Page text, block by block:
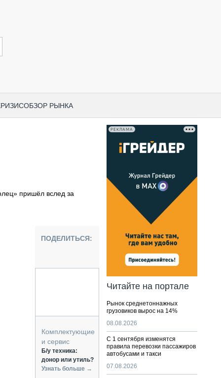
ОБЗОР РЫНКА
ТЕХНИКА
ТРАНСПОРТ
пришёл вслед за
ПОДЕЛИТЬСЯ:
Комплектующие
и сервис
Б/у техника:
донор или утиль?
Узнать больше →
РЕКЛАМА
Читайте на портале
Рынок среднетоннажных
грузовиков вырос на 14%
08.08.2026
С 1 сентября изменятся
правила перевозки пассажиров
автобусами и такси
07.08.2026